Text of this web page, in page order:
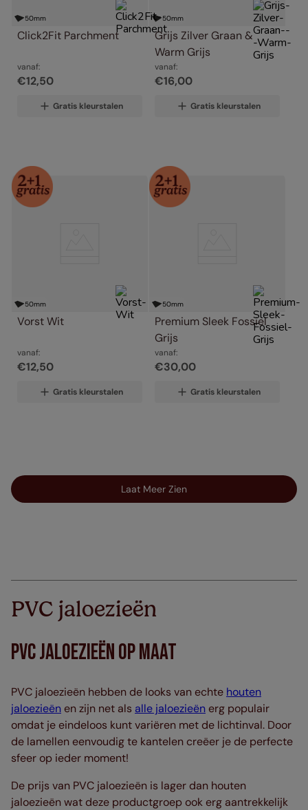
50mm
Click2Fit Parchment
vanaf:
€12,50
Gratis kleurstalen
50mm
Grijs Zilver Graan &
Warm Grijs
vanaf:
€16,00
Gratis kleurstalen
50mm
Vorst Wit
vanaf:
€12,50
Gratis kleurstalen
50mm
Premium Sleek Fossiel
Grijs
vanaf:
€30,00
Gratis kleurstalen
Laat Meer Zien
PVC jaloezieën
PVC Jaloezieën op maat
PVC jaloezieën hebben de looks van echte houten
jaloezieën en zijn net als alle jaloezieën erg populair
omdat je eindeloos kunt variëren met de lichtinval. Door
de lamellen eenvoudig te kantelen creëer je de perfecte
sfeer op ieder moment!
De prijs van PVC jaloezieën is lager dan houten
jaloezieën wat deze productgroep ook erg aantrekkelijk